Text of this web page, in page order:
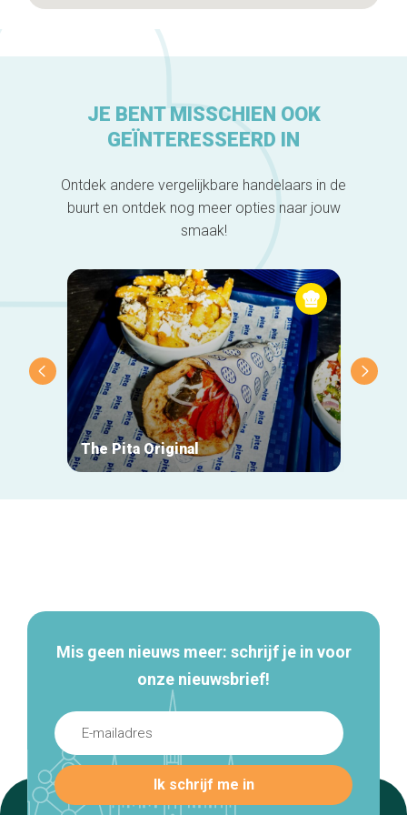
JE BENT MISSCHIEN OOK
GEÏNTERESSEERD IN
Ontdek andere vergelijkbare handelaars in de
buurt en ontdek nog meer opties naar jouw
smaak!
The Pita Original
Mis geen nieuws meer: schrijf je in voor
onze nieuwsbrief!